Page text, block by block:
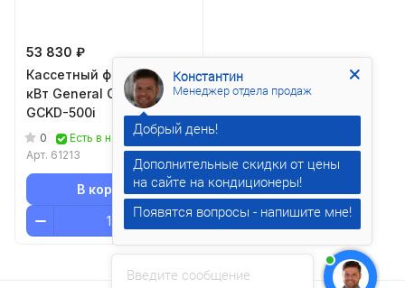
53 830 ₽
Кассетный фанкойл до 5
кВт General Climate
GCKD-500i
0
Есть в наличии
Арт. 61213
В корзину
Введите сообщение
Константин
Менеджер отдела продаж
Добрый день!
Дополнительные скидки от цены
на сайте на кондиционеры!
Появятся вопросы - напишите мне!